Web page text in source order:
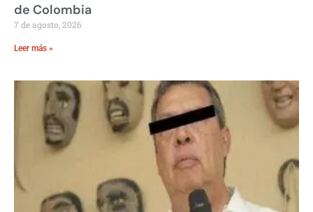
de Colombia
7 de agosto, 2026
Leer más »